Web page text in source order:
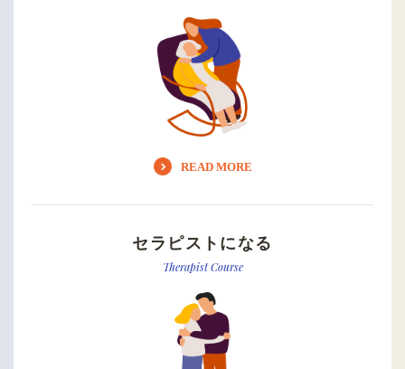
READ MORE
セラピストになる
Therapist Course